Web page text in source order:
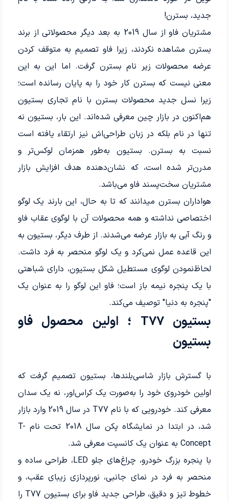
جدید، بسترن!
مشتریان فاو از سال 2019 به بعد دیگر محصولاتی از برند
بسترن مشاهده نکردند، زیرا فاو تصمیم به متوقف کردن
عرضه محصولات زیر نام بسترن گرفت. اما این به این
معنی نیست که بسترن کار خود را به پایان رسانده است؛
زیرا نسل جدید محصولات بسترن با نام تجاری بستیون
هم‌اکنون در بازار چین معرفی شده‌اند. این بار، بستیون نه
تنها در نام بلکه در زبان طراحی‌اش نیز ارتقاء یافته است
نسبت به بسترن. بستیون به‌طور همزمان لوکس‌تر و
مدرن‌تر شده است، که نشان‌دهنده هدف افزایش بازار
مشتریان سخت‌پسند فاو می‌باشد.
هواداران بسترن میدانند که تا به حال، این بارند یک لوگو
اختصاصی نداشته و همه محصولات آن با لوگوی عقاب فاو
و رنگ آبی به بازار عرضه می‌شدند. از طرف دیگر، بستیون به
این قاعده عمل نمی‌کرد و یک لوگو منحصر به فرد داشت.
لحاظ‌نمودن لوگوی مستطیل شکل بستیون، دارای شباهتی
با یک پنجره نیمه باز است؛ فاو این لوگو را به عنوان یک
"پنجره به دنیا" توصیف می‌کند.
بستیون T77 ؛ اولین محصول فاو
بستیون
با گسترش بازار شاسی‌بلندها، بستیون تصمیم گرفت که
اولین خودروی خود را به‌صورت یک کراس‌اور، نه یک سدان
معرفی کند. خودرویی که با نام T77 در سال 2019 وارد بازار
شد، در ابتدا در نمایشگاه پکن سال 2018 تحت نام T-
Concept به عنوان یک کانسپت معرفی شد.
با پنجره بزرگ خودرو، چراغ‌های جلو LED، طراحی ساده و
منحصر به فرد در نمای جانبی، نورپردازی زیبای عقب، و
خطوط تیز و دقیق، طراحی جدید فاو برای بستیون T77 را